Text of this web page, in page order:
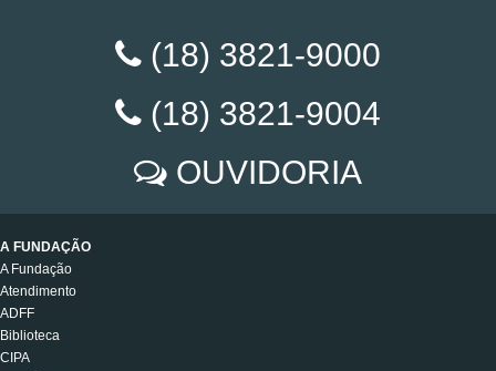
(18) 3821-9000
(18) 3821-9004
OUVIDORIA
A FUNDAÇÃO
A Fundação
Atendimento
ADFF
Biblioteca
CIPA